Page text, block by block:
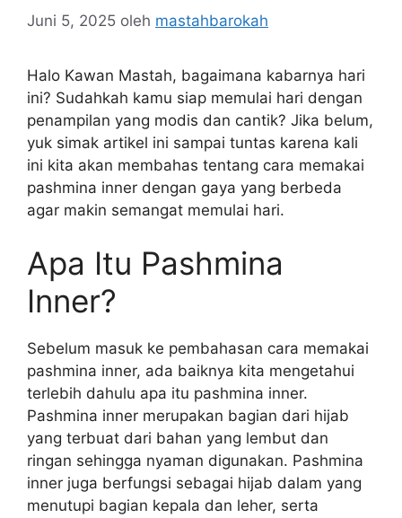
Juni 5, 2025 oleh mastahbarokah
Halo Kawan Mastah, bagaimana kabarnya hari
ini? Sudahkah kamu siap memulai hari dengan
penampilan yang modis dan cantik? Jika belum,
yuk simak artikel ini sampai tuntas karena kali
ini kita akan membahas tentang cara memakai
pashmina inner dengan gaya yang berbeda
agar makin semangat memulai hari.
Apa Itu Pashmina
Inner?
Sebelum masuk ke pembahasan cara memakai
pashmina inner, ada baiknya kita mengetahui
terlebih dahulu apa itu pashmina inner.
Pashmina inner merupakan bagian dari hijab
yang terbuat dari bahan yang lembut dan
ringan sehingga nyaman digunakan. Pashmina
inner juga berfungsi sebagai hijab dalam yang
menutupi bagian kepala dan leher, serta